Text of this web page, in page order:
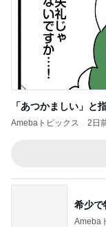
「あつかましい」と
Amebaトピックス 2日
希少で
Ameba